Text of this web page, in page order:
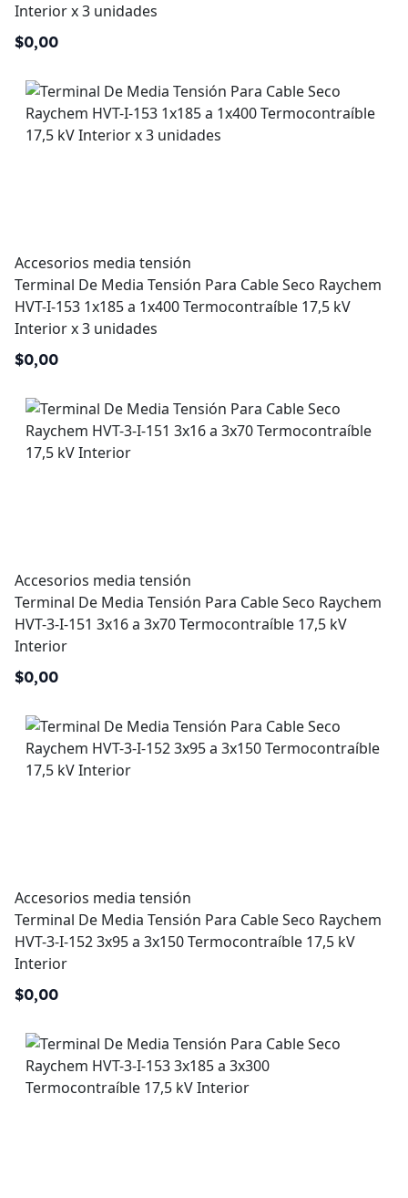
Interior x 3 unidades
$0,00
Accesorios media tensión
Terminal De Media Tensión Para Cable Seco Raychem
HVT-I-153 1x185 a 1x400 Termocontraíble 17,5 kV
Interior x 3 unidades
$0,00
Accesorios media tensión
Terminal De Media Tensión Para Cable Seco Raychem
HVT-3-I-151 3x16 a 3x70 Termocontraíble 17,5 kV
Interior
$0,00
Accesorios media tensión
Terminal De Media Tensión Para Cable Seco Raychem
HVT-3-I-152 3x95 a 3x150 Termocontraíble 17,5 kV
Interior
$0,00